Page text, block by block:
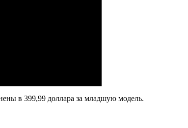
в 399,99 доллара за младшую модель.